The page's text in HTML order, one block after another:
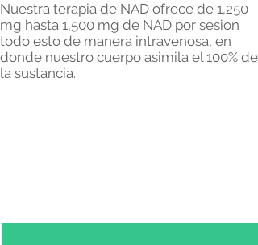
Nuestra terapia de NAD ofrece de 1,250
mg hasta 1,500 mg de NAD por sesion
todo esto de manera intravenosa, en
donde nuestro cuerpo asimila el 100% de
la sustancia.